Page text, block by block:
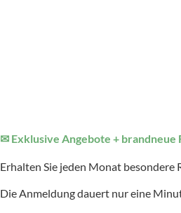
✉ Exklusive Angebote + brandneue
Erhalten Sie jeden Monat
Die Anmeldung dauert nur eine